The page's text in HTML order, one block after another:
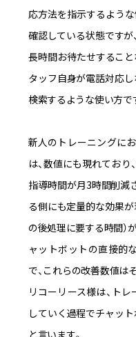
応方法を指示するよう
確認している状態ですが
長時間お待たせするこ
タッフ自身が電話対応
検索するような使い方で
新人のトレーニングに
は、数値にも現れてお
指導時間が月3時間削減
る側にも定量的な効果が
の後処理に要する時間）
ャットボットの直接的
で、これらの改善数値は
リコーリース様は、ト
していく過程でチャッ
と言います。